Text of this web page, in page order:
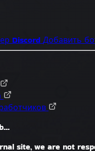
Discord Добавить
site, we are not